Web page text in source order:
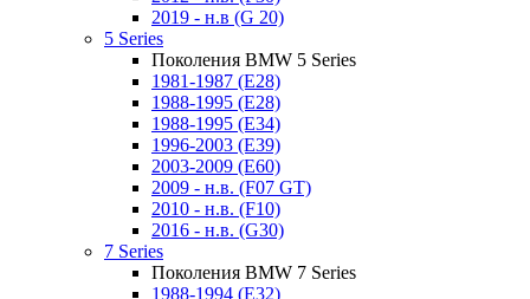
2019 - н.в (G 20)
5 Series
Поколения BMW 5 Series
1981-1987 (E28)
1988-1995 (E28)
1988-1995 (E34)
1996-2003 (E39)
2003-2009 (E60)
2009 - н.в. (F07 GT)
2010 - н.в. (F10)
2016 - н.в. (G30)
7 Series
Поколения BMW 7 Series
1988-1994 (E32)